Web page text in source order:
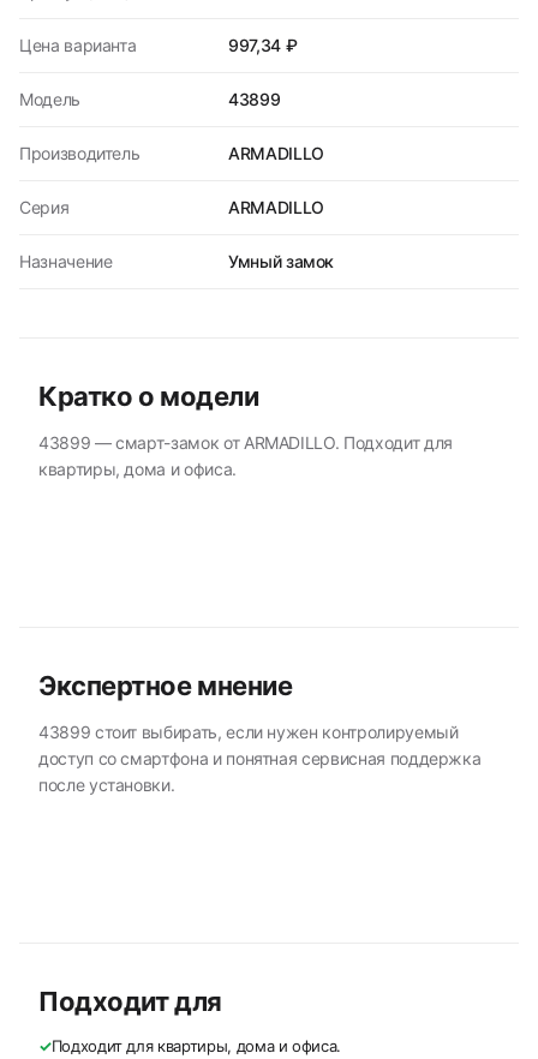
Цена варианта 997,34 ₽
Модель 43899
Производитель ARMADILLO
Серия ARMADILLO
Назначение Умный замок
Кратко о модели
43899 — смарт-замок от ARMADILLO. Подходит для
квартиры, дома и офиса.
Экспертное мнение
43899 стоит выбирать, если нужен контролируемый
доступ со смартфона и понятная сервисная поддержка
после установки.
Подходит для
✓Подходит для квартиры, дома и офиса.